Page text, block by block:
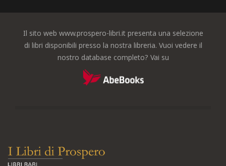
Il sito web www.prospero-libri.it presenta una selezione
di libri disponibili presso la nostra libreria. Vuoi vedere il
nostro database completo? Vai su